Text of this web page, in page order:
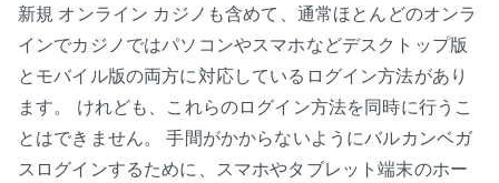
新規 オンライン カジノも含めて、通常ほとんどのオンラ
インでカジノではパソコンやスマホなどデスクトップ版
とモバイル版の両方に対応しているログイン方法があり
ます。 けれども、これらのログイン方法を同時に行うこ
とはできません。 手間がかからないようにバルカンベガ
スログインするために、スマホやタブレット端末のホー